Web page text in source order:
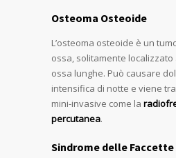
Osteoma Osteoide
L’osteoma osteoide è un
ossa, solitamente
ossa lunghe. Può causare
intensifica di notte e viene
mini-invasive come la
percutanea.
Sindrome delle